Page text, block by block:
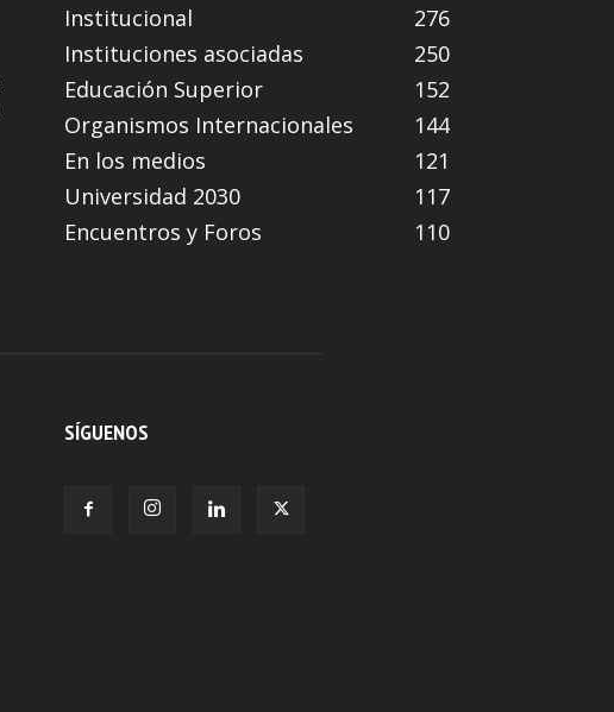
Institucional
276
Instituciones asociadas
250
Educación Superior
152
Organismos Internacionales
144
En los medios
121
Universidad 2030
117
Encuentros y Foros
110
SÍGUENOS